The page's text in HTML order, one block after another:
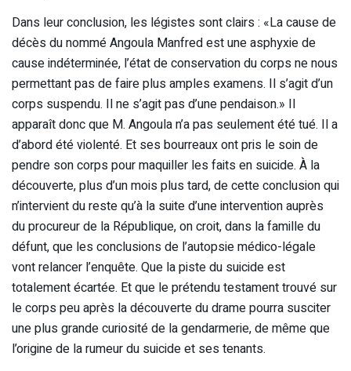
Dans leur conclusion, les légistes sont clairs : «La cause de
décès du nommé Angoula Manfred est une asphyxie de
cause indéterminée, l’état de conservation du corps ne nous
permettant pas de faire plus amples examens. Il s’agit d’un
corps suspendu. Il ne s’agit pas d’une pendaison.» Il
apparaît donc que M. Angoula n’a pas seulement été tué. Il a
d’abord été violenté. Et ses bourreaux ont pris le soin de
pendre son corps pour maquiller les faits en suicide. À la
découverte, plus d’un mois plus tard, de cette conclusion qui
n’intervient du reste qu’à la suite d’une intervention auprès
du procureur de la République, on croit, dans la famille du
défunt, que les conclusions de l’autopsie médico-légale
vont relancer l’enquête. Que la piste du suicide est
totalement écartée. Et que le prétendu testament trouvé sur
le corps peu après la découverte du drame pourra susciter
une plus grande curiosité de la gendarmerie, de même que
l’origine de la rumeur du suicide et ses tenants.